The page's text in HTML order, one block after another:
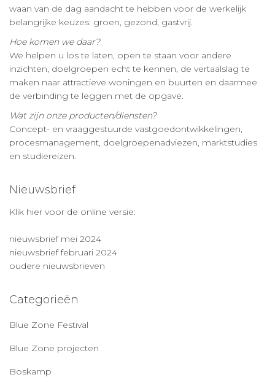
waan van de dag aandacht te hebben voor de werkelijk
belangrijke keuzes: groen, gezond, gastvrij.
Hoe komen we daar?
We helpen u los te laten, open te staan voor andere
inzichten, doelgroepen echt te kennen, de vertaalslag te
maken naar attractieve woningen en buurten en daarmee
de verbinding te leggen met de opgave.
Wat zijn onze producten/diensten?
Concept- en vraaggestuurde vastgoedontwikkelingen,
procesmanagement, doelgroepenadviezen, marktstudies
en studiereizen.
Nieuwsbrief
Klik hier voor de online versie:
nieuwsbrief mei 2024
nieuwsbrief februari 2024
oudere nieuwsbrieven
Categorieën
Blue Zone Festival
Blue Zone projecten
Boskamp